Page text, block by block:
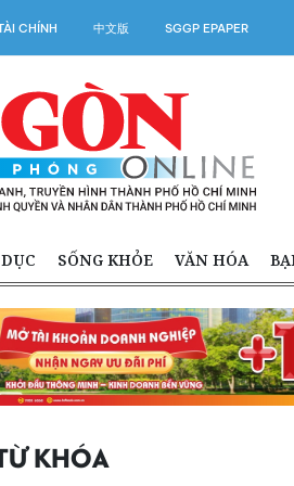
CHÍNH 中文版 SGGP EPAPER
SỐNG KHỎE VĂN HÓA
KHÓA